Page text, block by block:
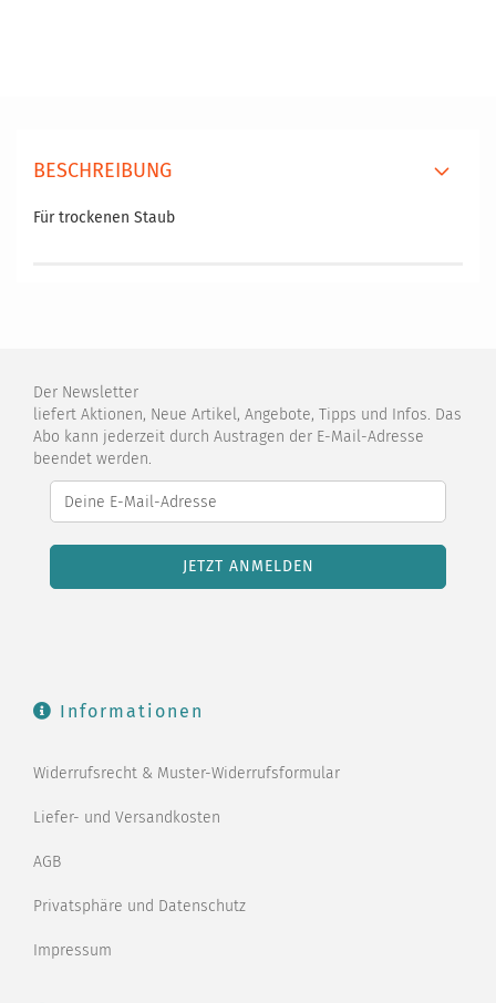
BESCHREIBUNG
Für trockenen Staub
Der Newsletter
liefert Aktionen, Neue Artikel, Angebote, Tipps und Infos. Das
Abo kann jederzeit durch Austragen der E-Mail-Adresse
beendet werden.
Informationen
Widerrufsrecht & Muster-Widerrufsformular
Liefer- und Versandkosten
AGB
Privatsphäre und Datenschutz
Impressum